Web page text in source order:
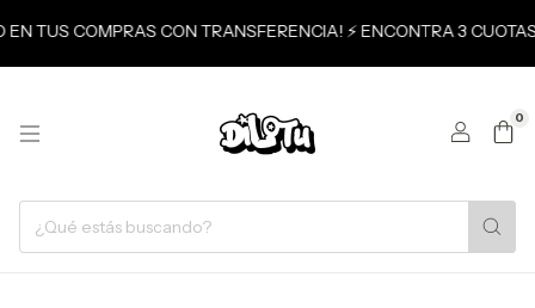
EN TUS COMPRAS CON TRANSFERENCIA! ⚡ ENCONTRA 3
0